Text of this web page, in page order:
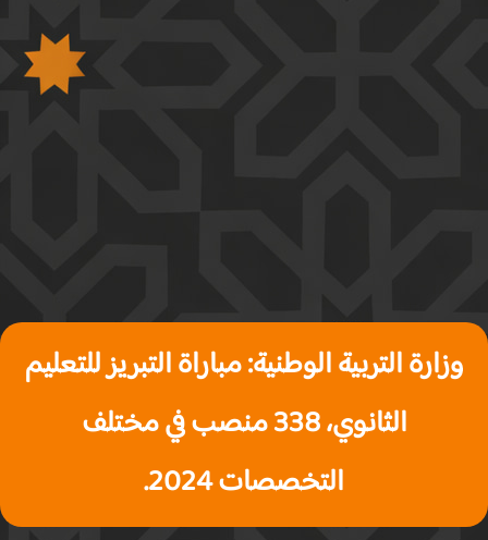
وزارة التربية الوطنية: مباراة التبريز للتعليم
الثانوي، 338 منصب في مختلف
التخصصات 2024.